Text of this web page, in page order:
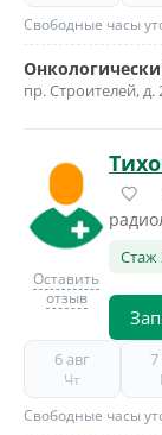
Свободные часы
пр. Строителей, д.
Оставить
отзыв
Стаж
6 авг
Чт
7
Свободные часы